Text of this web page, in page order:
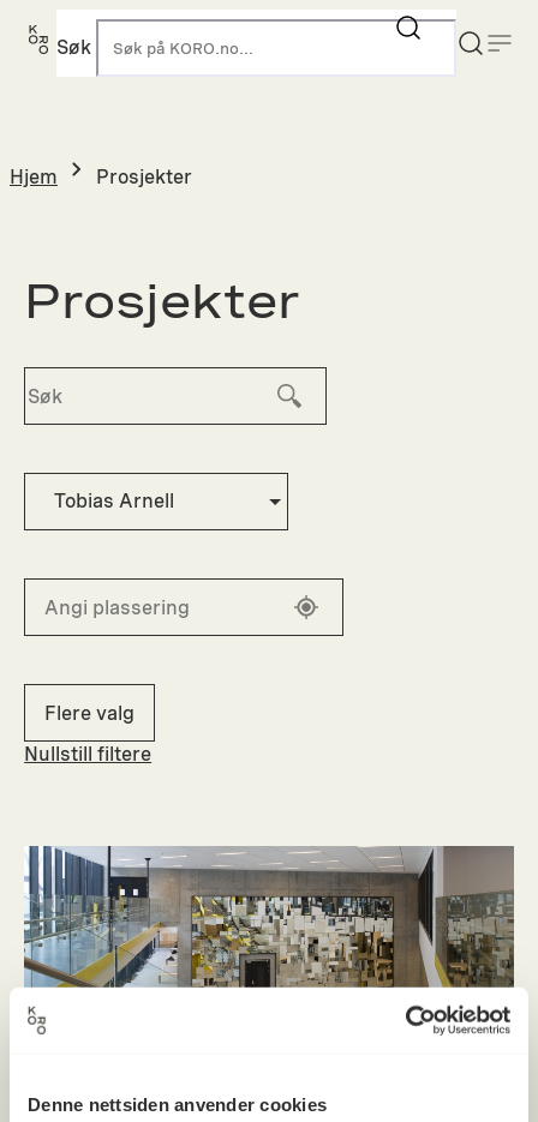
Denne nettsiden anvender cookies
Hopp
Søk
Hjem Prosjekter
Prosjekter
Tobias Arnell
Flere valg
Nullstill filtere